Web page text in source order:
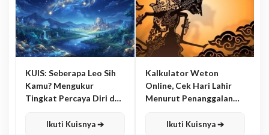
KUIS: Seberapa Leo Sih
Kamu? Mengukur
Tingkat Percaya Diri dan
Ikuti Kuisnya ➔
Kalkulator Weton
Online, Cek Hari Lahir
Menurut Penanggalan
Ikuti Kuisnya ➔